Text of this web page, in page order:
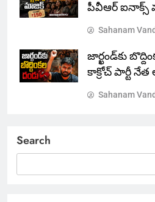
పీవీఆర్ ఐనాక్స్
Sahanam
జార్ఖండ్‌కు
కాక్రోచ్ పార్టీ
Sahanam
Search